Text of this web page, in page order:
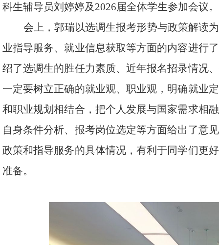
科生辅导员刘婷婷及 2026届全体学生参加会议。
会上，郭瑞以选调生报考形势与政策解读
业指导服务、就业信息获取等方面的内容进行
绍了选调生的胜任力素质、近年报名招录情况
一定要树立正确的就业观、职业观，明确就业
和职业规划相结合，把个人发展与国家需求相
自身条件分析、报考岗位选定等方面给出了意
政策和指导服务的具体情况，有利于同学们更
准备。